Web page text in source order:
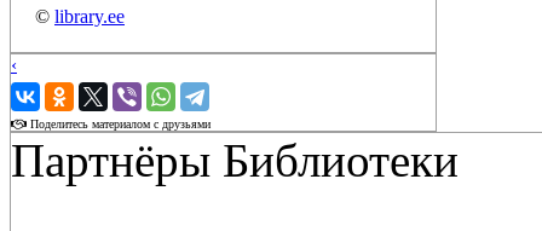
© library.ee
‹
›
Поделитесь материалом с друзьями
Партнёры Библиотеки